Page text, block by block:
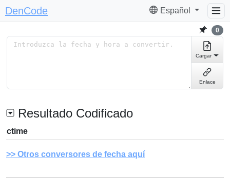
DenCode Español
0
Cargar
Enlace
Resultado Codificado
ctime
Otros conversores de fecha aquí